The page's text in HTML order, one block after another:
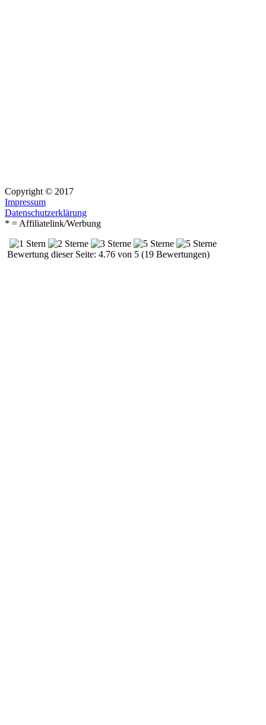
Copyright © 2017
Impressum
Datenschutzerklärung
* = Affiliatelink/Werbung
Bewertung dieser Seite: 4.76 von 5 (19 Bewertungen)